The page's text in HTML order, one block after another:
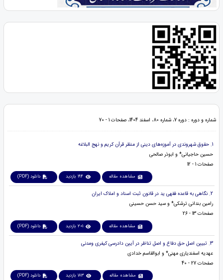
شماره و دوره : دوره 7، شماره 80، اسفند 1404، صفحات 1 - 70
1. حقوق شهروندی در آموزه‌های دینی از منظر قرآن کریم و نهج البلاغه
حسین حاجیانی* و ابوذر صالحی
صفحات 1 - 12
مشاهده مقاله 194 بازدید دانلود (PDF)
2. نگاهی به قاعده فقهی ید در قانون ثبت اسناد و املاک ایران
رامین بندانی ترشکی* و سید حسن حسینی
صفحات 13 - 26
مشاهده مقاله 201 بازدید دانلود (PDF)
3. تبیین اصل حق دفاع و اصل تناظر در آیین دادرسی کیفری ومدنی
عهدیه اسفندیاری مهنی* و ابوالقاسم خدادی
صفحات 27 - 40
مشاهده مقاله 183 بازدید دانلود (PDF)